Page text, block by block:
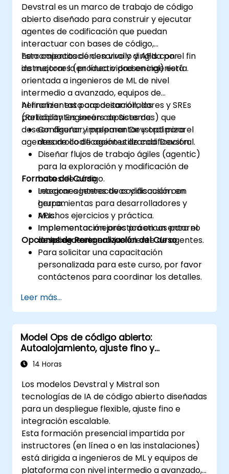
Devstral es un marco de trabajo de código
abierto diseñado para construir y ejecutar
agentes de codificación que puedan
interactuar con bases de código,
herramientas de desarrollo y APIs con el fin
de mejorar la productividad en ingeniería.
Esta capacitación en vivo y dirigida por
instructores (en línea o presencial) está
orientada a ingenieros de ML de nivel
intermedio a avanzado, equipos de
herramientas para desarrolladores y SREs
(Reliability Engineers de Sistemas) que
deseen diseñar, implementar y optimizar
agentes de codificación utilizando Devstral.
Al finalizar esta capacitación, los
participantes serán capaces de:
Configurar y preparar Devstral para el
desarrollo de agentes de codificación.
Diseñar flujos de trabajo ágiles (agentic)
para la exploración y modificación de
bases de código.
Integrar agentes de codificación con
herramientas para desarrolladores y
APIs.
Implementar mejores prácticas para el
despliegue seguro y eficiente de agentes.
Formato del Curso
Lecciones interactivas y discusión en
grupo.
Muchos ejercicios y práctica.
Implementación práctica en un entorno
de laboratorio en vivo.
Opciones de Personalización del Curso
Para solicitar una capacitación
personalizada para este curso, por favor
contáctenos para coordinar los detalles.
Leer más...
Model Ops de código abierto:
Autoalojamiento, ajuste fino y
gobernanza con modelos Devstral y
Mistral
14 Horas
Los modelos Devstral y Mistral son
tecnologías de IA de código abierto diseñadas
para un despliegue flexible, ajuste fino e
integración escalable.
Esta formación presencial impartida por
instructores (en línea o en las instalaciones)
está dirigida a ingenieros de ML y equipos de
plataforma con nivel intermedio a avanzado,